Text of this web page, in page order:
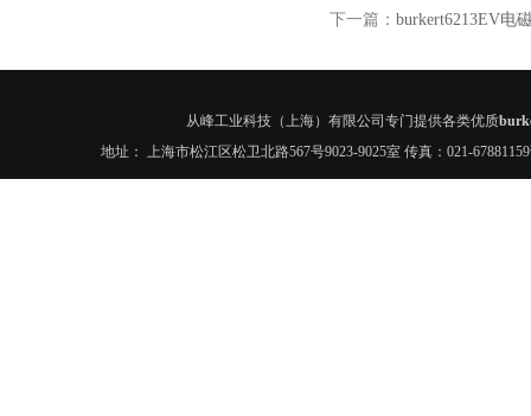
下一篇： burkert6213EV电
从峰工业科技（上海）有限公司专门提供各类优质
地址： 上海市松江区松卫北路567号9023-9025室 传真：021-